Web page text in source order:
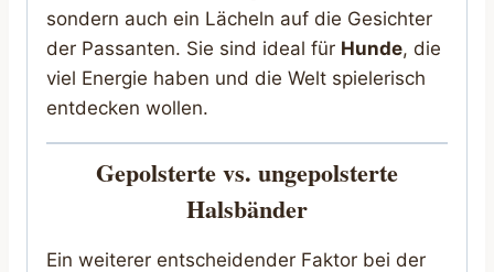
sondern auch ein Lächeln auf die Gesichter
der Passanten. Sie sind ideal für Hunde, die
viel Energie haben und die Welt spielerisch
entdecken wollen.
Gepolsterte vs. ungepolsterte
Halsbänder
Ein weiterer entscheidender Faktor bei der